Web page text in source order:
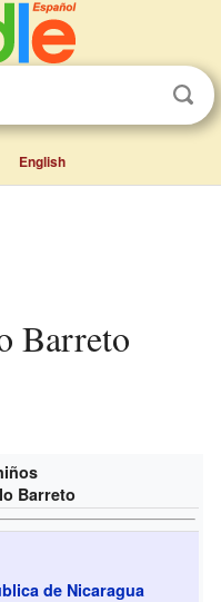
English
Barreto
de Nicaragua